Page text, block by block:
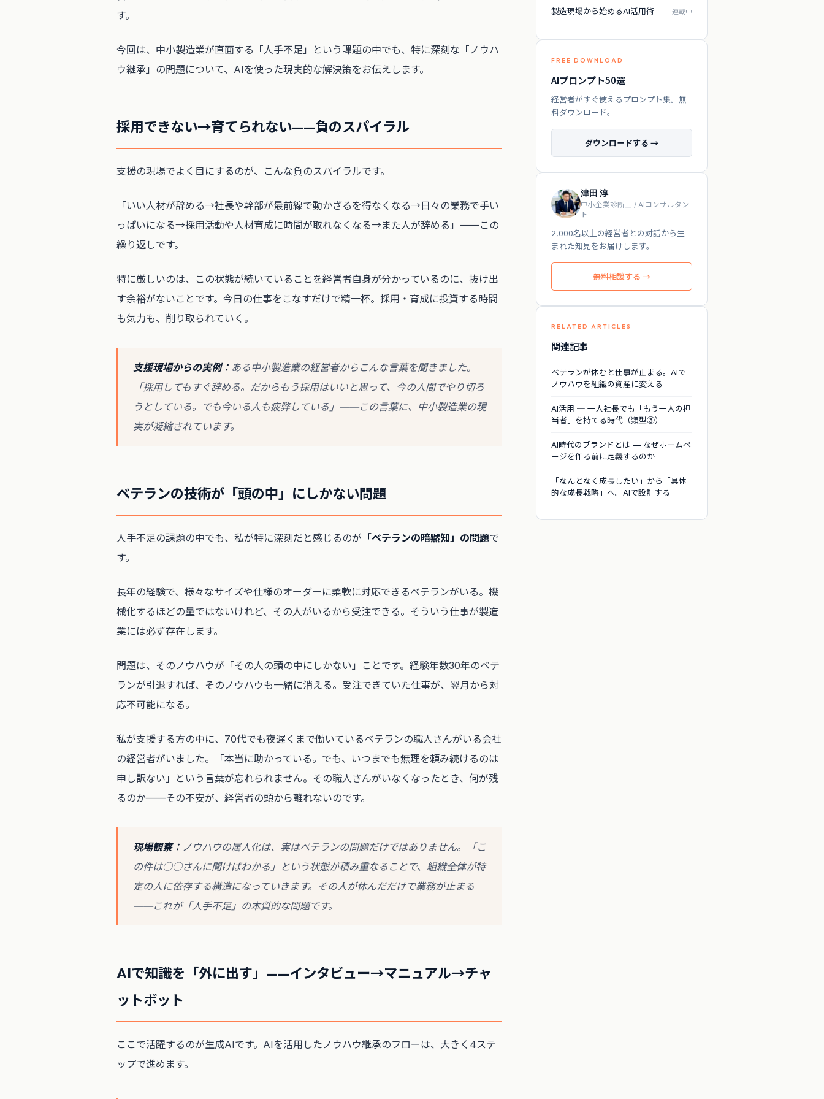
す。
今回は、中小製造業が直面する「人手不足」という課題の中でも、特に深刻な「ノウハ
ウ継承」の問題について、AIを使った現実的な解決策をお伝えします。
採用できない→育てられない——負のスパイラル
支援の現場でよく目にするのが、こんな負のスパイラルです。
「いい人材が辞める→社長や幹部が最前線で動かざるを得なくなる→日々の業務で手い
っぱいになる→採用活動や人材育成に時間が取れなくなる→また人が辞める」——この
繰り返しです。
特に厳しいのは、この状態が続いていることを経営者自身が分かっているのに、抜け出
す余裕がないことです。今日の仕事をこなすだけで精一杯。採用・育成に投資する時間
も気力も、削り取られていく。
支援現場からの実例： ある中小製造業の経営者からこんな言葉を聞きました。
「採用してもすぐ辞める。だからもう採用はいいと思って、今の人間でやり切ろ
うとしている。でも今いる人も疲弊している」——この言葉に、中小製造業の現
実が凝縮されています。
ベテランの技術が「頭の中」にしかない問題
人手不足の課題の中でも、私が特に深刻だと感じるのが 「ベテランの暗黙知」の問題で
す。
長年の経験で、様々なサイズや仕様のオーダーに柔軟に対応できるベテランがいる。機
械化するほどの量ではないけれど、その人がいるから受注できる。そういう仕事が製造
業には必ず存在します。
問題は、そのノウハウが「その人の頭の中にしかない」ことです。経験年数30年のベテ
ランが引退すれば、そのノウハウも一緒に消える。受注できていた仕事が、翌月から対
応不可能になる。
私が支援する方の中に、70代でも夜遅くまで働いているベテランの職人さんがいる会社
の経営者がいました。「本当に助かっている。でも、いつまでも無理を頼み続けるのは
申し訳ない」という言葉が忘れられません。その職人さんがいなくなったとき、何が残
るのか——その不安が、経営者の頭から離れないのです。
現場観察： ノウハウの属人化は、実はベテランの問題だけではありません。「こ
の件は○○さんに聞けばわかる」という状態が積み重なることで、組織全体が特
定の人に依存する構造になっていきます。その人が休んだだけで業務が止まる
——これが「人手不足」の本質的な問題です。
AIで知識を「外に出す」——インタビュー→マニュアル→チャ
ットボット
ここで活躍するのが生成AIです。AIを活用したノウハウ継承のフローは、大きく4ステ
ップで進めます。
製造現場から始めるAI活用術 連載中
FREE DOWNLOAD
AIプロンプト50選
経営者がすぐ使えるプロンプト集。無
料ダウンロード。
ダウンロードする →
津田 淳
中小企業診断士 / AIコンサルタン
ト
2,000名以上の経営者との対話から生
まれた知見をお届けします。
無料相談する →
RELATED ARTICLES
関連記事
ベテランが休むと仕事が止まる。AIで
ノウハウを組織の資産に変える
AI活用 ─ 一人社長でも「もう一人の担
当者」を持てる時代（類型③）
AI時代のブランドとは — なぜホームペ
ージを作る前に定義するのか
「なんとなく成長したい」から「具体
的な成長戦略」へ。AIで設計する